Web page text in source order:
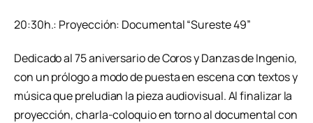
20:30h.: Proyección: Documental “Sureste 49”
Dedicado al 75 aniversario de Coros y Danzas de Ingenio,
con un prólogo a modo de puesta en escena con textos y
música que preludian la pieza audiovisual. Al finalizar la
proyección, charla-coloquio en torno al documental con